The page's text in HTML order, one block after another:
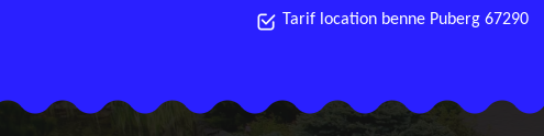
Tarif location benne Puberg 67290